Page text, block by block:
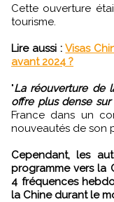
Cette ouverture était attendue par les professionnels du
tourisme.
Lire aussi : Visas
avant 2024 ?
"La réouverture de
offre plus dense sur
France dans un
nouveautés de son
Cependant, les
programme vers la
4 fréquences
la Chine durant le